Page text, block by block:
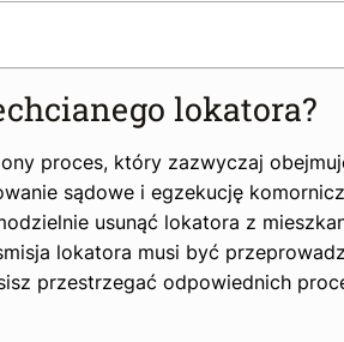
lokatora?
proces, który zazwyczaj
sądowe i egzekucję
usunąć lokatora z
lokatora musi być
przestrzegać odpowiednich